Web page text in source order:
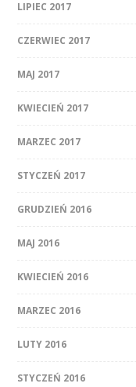
LIPIEC 2017
CZERWIEC 2017
MAJ 2017
KWIECIEŃ 2017
MARZEC 2017
STYCZEŃ 2017
GRUDZIEŃ 2016
MAJ 2016
KWIECIEŃ 2016
MARZEC 2016
LUTY 2016
STYCZEŃ 2016